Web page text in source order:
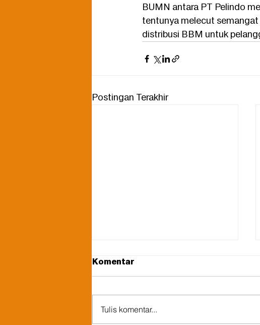
BUMN antara PT Pelindo
tentunya melecut
distribusi BBM untuk
Postingan Terakhir
Komentar
Tulis komentar...